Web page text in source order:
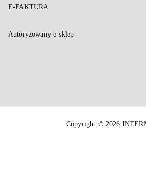
E-FAKTURA
Autoryzowany e-sklep
Copyright © 2026